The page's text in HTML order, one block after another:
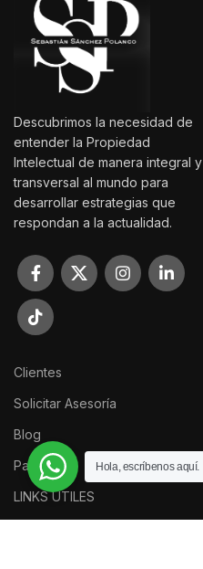
Descubrimos la necesidad de
entender la Propiedad
Intelectual de manera integral y
transversal al mundo para
desarrollar estrategias que
respondan a la actualidad.
Clientes
Solicitar Asesoría
Blog
Partners
LINKS ÚTILES
Hola, escríbenos aquí.